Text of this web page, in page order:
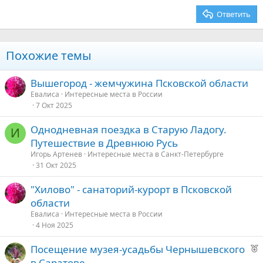
Ответить
Похожие темы
Вышегород - жемчужина Псковской области
Евалиса
Интересные места в России
7 Окт 2025
И
Однодневная поездка в Старую Ладогу.
Путешествие в Древнюю Русь
Игорь Артенев Интересные места в Санкт-Петербурге
31 Окт 2025
"Хилово" - санаторий-курорт в Псковской
области
Евалиса
Интересные места в России
4 Ноя 2025
Р
Посещение музея-усадьбы Чернышевского